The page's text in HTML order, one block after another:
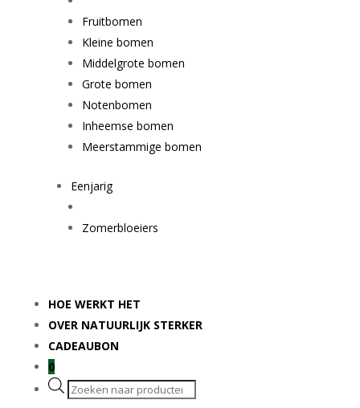
Fruitbomen
Kleine bomen
Middelgrote bomen
Grote bomen
Notenbomen
Inheemse bomen
Meerstammige bomen
Eenjarig
Zomerbloeiers
HOE WERKT HET
OVER NATUURLIJK STERKER
CADEAUBON
0
Producten